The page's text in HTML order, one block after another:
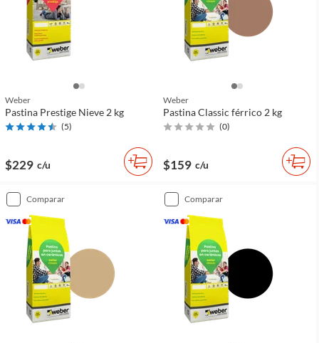
Weber
Pastina Prestige Nieve 2 kg
(5)
$229 c/u
Weber
Pastina Classic férrico 2 kg
(0)
$159 c/u
comparar comparar